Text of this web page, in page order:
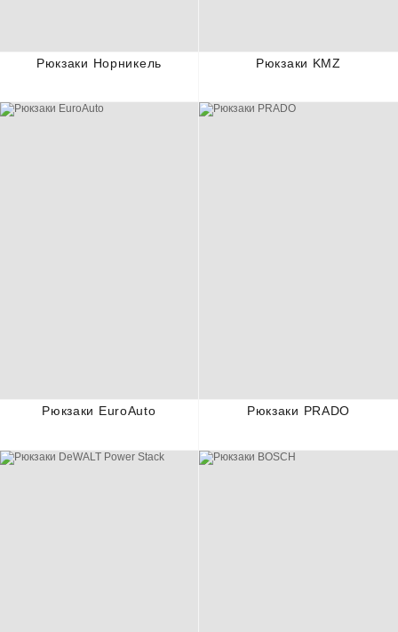
Рюкзаки Норникель Рюкзаки KMZ
Рюкзаки EuroAuto Рюкзаки PRADO